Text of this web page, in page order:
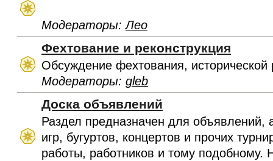
Модераторы:Лео
Фехтование и реконструкция
Обсуждение фехтования, исторической
Модераторы: gleb
Доска объявлений
Раздел предназначен для объявлений,
игр, бугуртов, концертов и прочих
работы, работников и тому подобному.